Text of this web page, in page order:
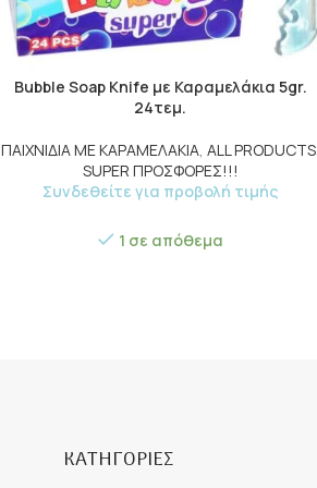
Bubble Soap Knife με Καραμελάκια 5gr.
24τεμ.
ΠΑΙΧΝΙΔΙΑ ΜΕ ΚΑΡΑΜΕΛΑΚΙΑ ALL PRODUCTS,
SUPER ΠΡΟΣΦΟΡΕΣ!!!
Συνδεθείτε για προβολή τιμής
1 σε απόθεμα
ΚΑΤΗΓΟΡΙΕΣ